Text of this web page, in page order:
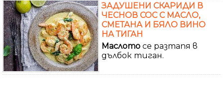
ЗАДУШЕНИ СКАРИДИ В
ЧЕСНОВ СОС С МАСЛО,
СМЕТАНА И БЯЛО ВИНО
НА ТИГАН
Маслото се разтапя в
дълбок тиган.